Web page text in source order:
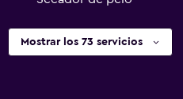
Mostrar los 73 servicios